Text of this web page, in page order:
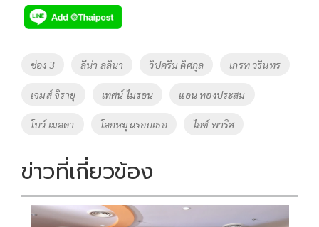
e
b
o
o
k
tt
er
p
y
Li
k
Tags
ช่อง 3 ลีน่า ลลินา วิปครีม ดิศกุล เกรท วรินทร
เจมส์ จิรายุ เทศน์ ไมรอน แอน ทองประสม
โบว์ เมลดา โลกหมุนรอบเธอ ไอซ์ พาริส
ข่าวที่เกี่ยวข้อง